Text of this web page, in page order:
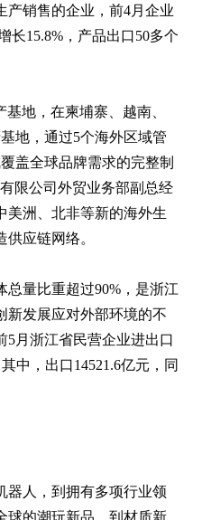
产销售的企业，前4月企业
长15.8%，产品出口50多个
地，在柬埔寨、越南、
地，通过5个海外区域管
盖全球品牌需求的完整制
限公司外贸业务部副总经
美洲、北非等新的海外生
应链网络。
总量比重超过90%，是浙江
新发展应对外部环境的不
5月浙江省民营企业进出口
中，出口14521.6亿元，同
器人，到拥有多项行业领
球的潮玩新品，到材质新